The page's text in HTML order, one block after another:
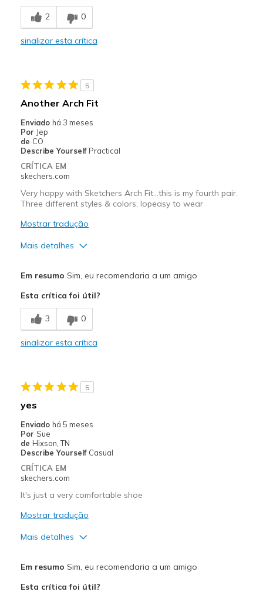
Width
Sizing
Feels true to size
2 0
sinalizar esta crítica
5
Another Arch Fit
Enviado há 3 meses
Por Jep
de CO
Describe Yourself Practical
CRÍTICA EM
skechers.com
Very happy with Sketchers Arch Fit...this is my fourth pair.
Three different styles & colors, lopeasy to wear
Mostrar tradução
Mais detalhes
Comfortable
Stylish
Going Out
Width
Sizing
Feels true to size
View On Shoes
Em resumo Sim, eu recomendaria a um amigo
Esta crítica foi útil?
3 0
sinalizar esta crítica
5
yes
Enviado há 5 meses
Por Sue
de Hixson, TN
Describe Yourself Casual
CRÍTICA EM
skechers.com
It's just a very comfortable shoe
Mostrar tradução
Mais detalhes
Em resumo Sim, eu recomendaria a um amigo
Esta crítica foi útil?